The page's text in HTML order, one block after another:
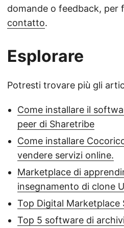
domande o feedback, per
contatto.
Esplorare
Potresti trovare più gli
Come installare il
peer di Sharetribe
Come installare
vendere servizi online.
Marketplace di
insegnamento di clone
Top Digital
Top 5 software di